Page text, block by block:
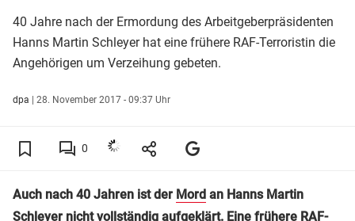
40 Jahre nach der Ermordung des Arbeitgeberpräsidenten
Hanns Martin Schleyer hat eine frühere RAF-Terroristin die
Angehörigen um Verzeihung gebeten.
dpa | 28. November 2017 - 09:37 Uhr
0
Auch nach 40 Jahren ist der Mord an Hanns Martin
Schleyer nicht vollständig aufgeklärt. Eine frühere RAF-